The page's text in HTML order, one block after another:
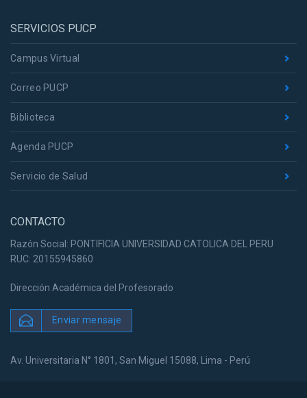
SERVICIOS PUCP
Campus Virtual
Correo PUCP
Biblioteca
Agenda PUCP
Servicio de Salud
CONTACTO
Razón Social: PONTIFICIA UNIVERSIDAD CATOLICA DEL PERU
RUC: 20155945860
Dirección Académica del Profesorado
Enviar mensaje
Av. Universitaria N° 1801, San Miguel 15088, Lima - Perú